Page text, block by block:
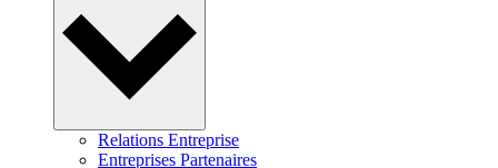
Relations Entreprise
Entreprises Partenaires